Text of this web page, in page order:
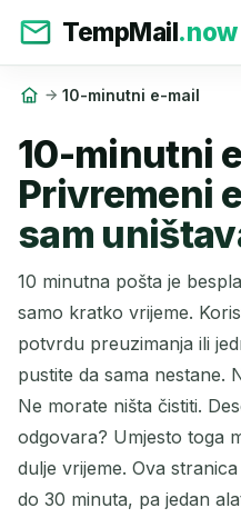
TempMail.now
10-minutni e-mail
10-minutni
Privremeni
sam
10 minutna pošta je
samo kratko vrijeme.
potvrdu preuzimanja ili
pustite da sama nestane.
Ne morate ništa čistiti.
odgovara? Umjesto toga
dulje vrijeme. Ova
do 30 minuta, pa jedan